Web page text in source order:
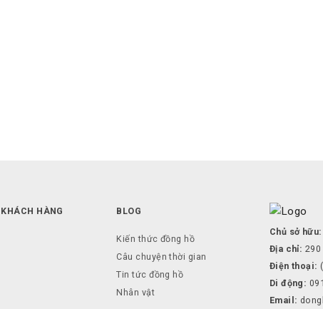
HÀNG BLOG
Kiến thức đồng hồ
Câu chuyện thời gian
Tin tức đồng hồ
Nhân vật
Chủ sở hữu:
Địa chỉ: 290
Điện thoại:
Di động:
Email: